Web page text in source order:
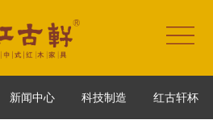
新闻中心 科技制造 红古轩杯